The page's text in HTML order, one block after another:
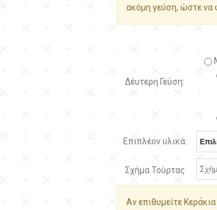
ακόμη γεύση, ώστε να
Δέυτερη Γεύση:
Επιπλέον υλικά:
Σχήμα Τούρτας
Αν επιθυμείτε